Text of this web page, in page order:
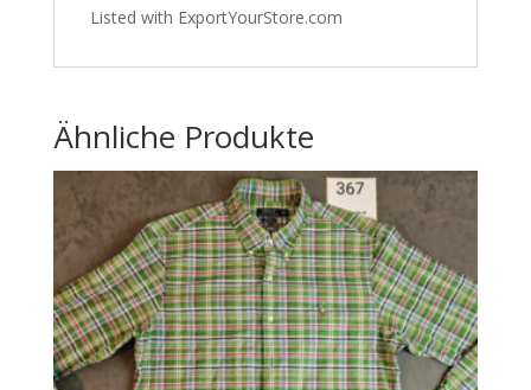
Listed with ExportYourStore.com
Ähnliche Produkte